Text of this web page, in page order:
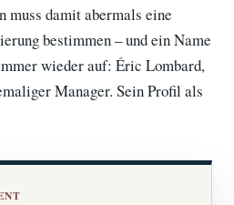
muss damit abermals eine
bestimmen – und ein Name
wieder auf: Éric Lombard,
Manager. Sein Profil als